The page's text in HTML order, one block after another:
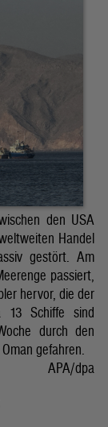
den USA
Handel
gestört. Am
passiert,
hervor, die der
13 Schiffe sind
durch den
gefahren.
APA/dpa